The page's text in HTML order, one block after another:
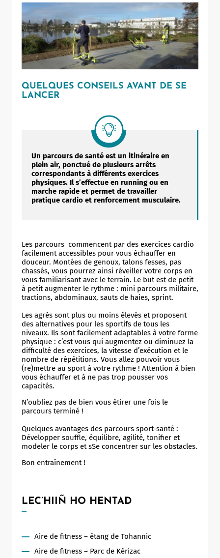
QUELQUES CONSEILS AVANT DE SE
LANCER
Un parcours de santé est un itinéraire en
plein air, ponctué de plusieurs arrêts
correspondants à différents exercices
physiques. Il s’effectue en running ou en
marche rapide et permet de travailler
pratique cardio et renforcement musculaire.
Les parcours commencent par des exercices cardio
facilement accessibles pour vous échauffer en
douceur. Montées de genoux, talons fesses, pas
chassés, vous pourrez ainsi réveiller votre corps en
vous familiarisant avec le terrain. Le but est de petit
à petit augmenter le rythme : mini parcours militaire,
tractions, abdominaux, sauts de haies, sprint.
Les agrès sont plus ou moins élevés et proposent
des alternatives pour les sportifs de tous les
niveaux. Ils sont facilement adaptables à votre forme
physique : c’est vous qui augmentez ou diminuez la
difficulté des exercices, la vitesse d’exécution et le
nombre de répétitions. Vous allez pouvoir vous
(re)mettre au sport à votre rythme ! Attention à bien
vous échauffer et à ne pas trop pousser vos
capacités.
N’oubliez pas de bien vous étirer une fois le
parcours terminé !
Quelques avantages des parcours sport-santé :
Développer souffle, équilibre, agilité, tonifier et
modeler le corps et sSe concentrer sur les obstacles.
Bon entraînement !
LEC’HIIÑ HO HENTAD
Aire de fitness – étang de Tohannic
Aire de fitness – Parc de Kérizac
ShareThis is disabled. Allow